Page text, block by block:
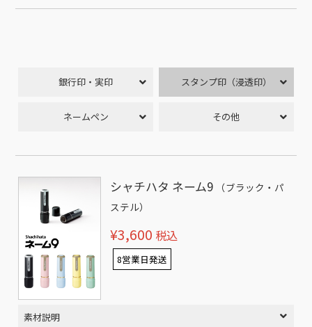
銀行印・実印 スタンプ印（浸透印）
ネームペン その他
シャチハタ ネーム9
（ブラック・パ
ステル）
¥3,600 税込
8営業日発送
素材説明